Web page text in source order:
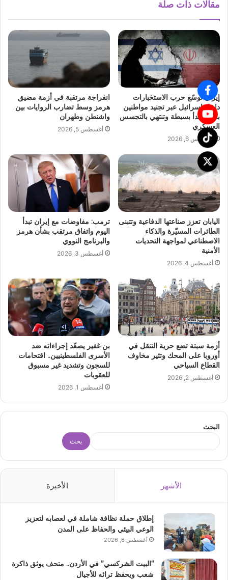
مقالات ذات صلة
إيران توسّع حرب الاستخبارات
داخل إسرائيل عبر تجنيد مواطنين
بمهام تبدأ بسيطة وتنتهي بالتجسس
العسكري
أغسطس 6, 2026
انفراجة مرتقبة في أزمة مضيق
هرمز وسط تضارب الروايات بين
واشنطن وطهران
أغسطس 5, 2026
اليابان تعزز صناعتها الدفاعية وتتبنى
الطائرات المسيّرة والذكاء
الاصطناعي لمواجهة التحديات
الأمنية
أغسطس 4, 2026
ترمب: مفاوضات مع إيران تبدأ
اليوم واتفاق مرتقب بشأن هرمز
والبرنامج النووي
أغسطس 3, 2026
أزمة سبتة تضع حرية التنقل في
أوروبا على المحك وتثير مخاوف
القطاع السياحي
أغسطس 2, 2026
بن غفير يصعّد إجراءاته ضد
الأسرى الفلسطينيين.. اقتحامات
للسجون وتشديد غير مسبوق
للعقوبات
أغسطس 1, 2026
البحث
بحث
الأشهر الأخيرة
إطلاق حملة نظافة شاملة في لعصابه لتعزيز
الوعي البيئي والحفاظ على المدن
أغسطس 6, 2026
“البيت الشركسي” في الأردن.. متحف يوثق ذاكرة
شعب ويحفظ تراثه للأجيال